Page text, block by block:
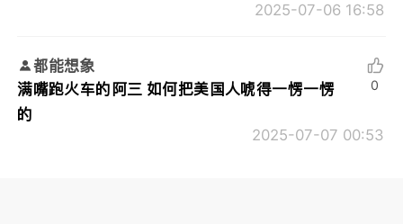
2025-07-06 16:58
都能想象
满嘴跑火车的阿三 如何把美国人唬得一愣一愣
的
2025-07-07 00:53
0